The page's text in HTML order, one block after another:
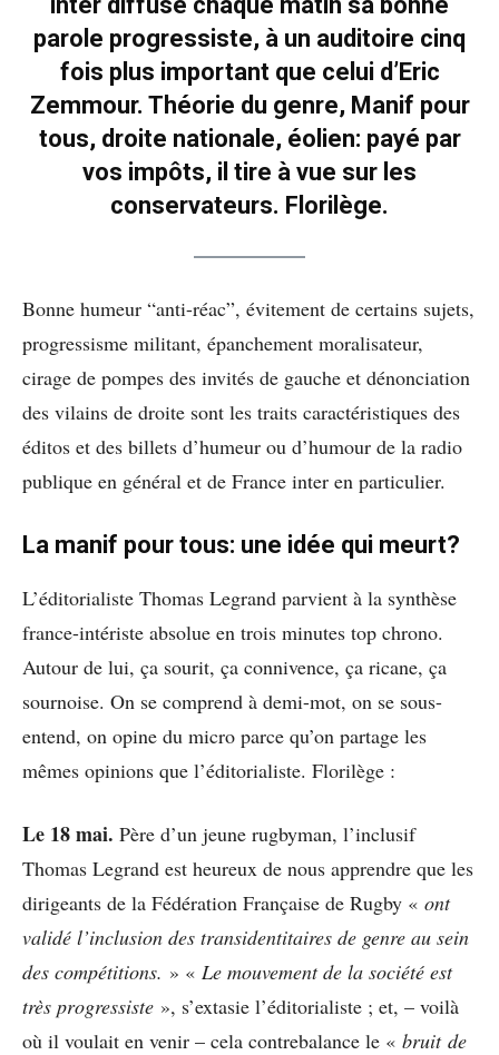
parole progressiste, à un auditoire cinq
fois plus important que celui d’Eric
Zemmour. Théorie du genre, Manif pour
tous, droite nationale, éolien: payé par
vos impôts, il tire à vue sur les
conservateurs. Florilège.
Bonne humeur “anti-réac”, évitement de certains sujets,
progressisme militant, épanchement moralisateur,
cirage de pompes des invités de gauche et dénonciation
des vilains de droite sont les traits caractéristiques des
éditos et des billets d’humeur ou d’humour de la radio
publique en général et de France inter en particulier.
La manif pour tous: une idée qui meurt?
L’éditorialiste Thomas Legrand parvient à la synthèse
france-intériste absolue en trois minutes top chrono.
Autour de lui, ça sourit, ça connivence, ça ricane, ça
sournoise. On se comprend à demi-mot, on se sous-
entend, on opine du micro parce qu’on partage les
mêmes opinions que l’éditorialiste. Florilège :
Le 18 mai. Père d’un jeune rugbyman, l’inclusif
Thomas Legrand est heureux de nous apprendre que les
dirigeants de la Fédération Française de Rugby « ont
validé l’inclusion des transidentitaires de genre au sein
des compétitions. » « Le mouvement de la société est
très progressiste », s’extasie l’éditorialiste ; et, – voilà
où il voulait en venir – cela contrebalance le « bruit de